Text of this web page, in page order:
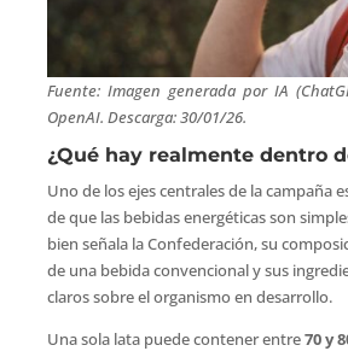
Fuente: Imagen generada por IA
OpenAI. Descarga: 30/01/26.
¿Qué hay realmente dentro
Uno de los ejes centrales de la campaña
de que las bebidas energéticas son
bien señala la Confederación, su
de una bebida convencional y sus
claros sobre el organismo en desarrollo.
Una sola lata puede contener entre70 y